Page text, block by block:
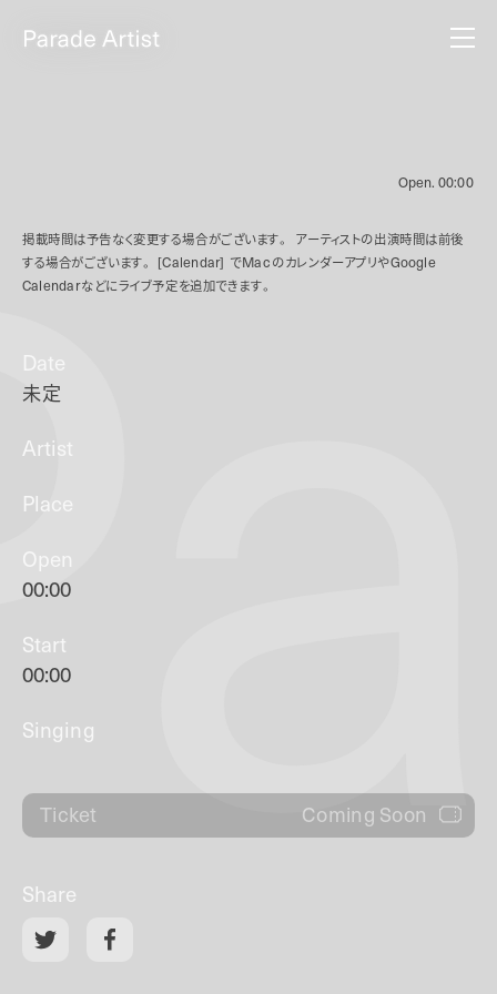
Open. 00:00
掲載時間は予告なく変更する場合がございます。
アーティストの出演時間は前後
する場合がございます。
[Calendar] でMacのカレンダーアプリやGoogle
Calendarなどにライブ予定を追加できます。
Date
未定
Artist
Place
Open
00:00
Start
00:00
Singing
Ticket Coming Soon
Share